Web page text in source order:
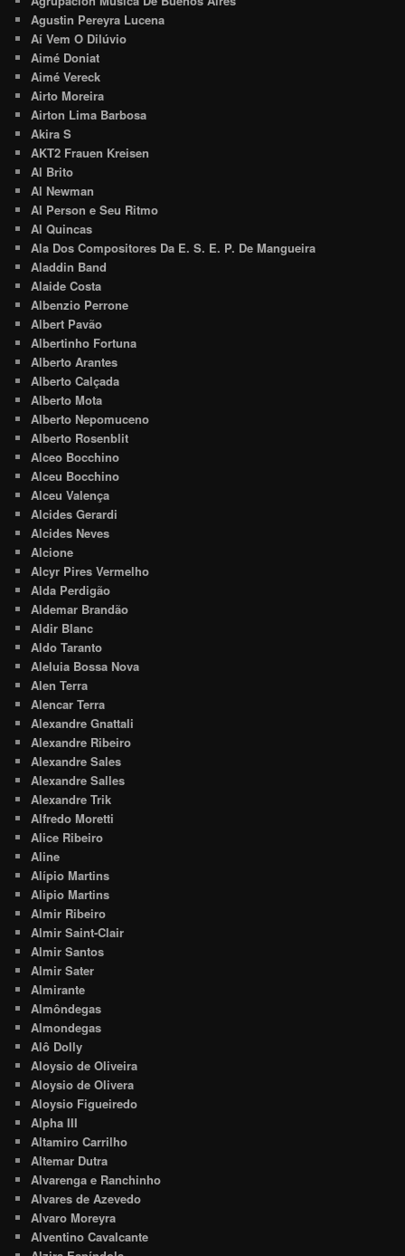
Agustin Pereyra Lucena
Aí Vem O Dilúvio
Aimé Doniat
Aimé Vereck
Airto Moreira
Airton Lima Barbosa
Akira S
AKT2 Frauen Kreisen
Al Brito
Al Newman
Al Person e Seu Ritmo
Al Quincas
Ala Dos Compositores Da E. S. E. P. De Mangueira
Aladdin Band
Alaide Costa
Albenzio Perrone
Albert Pavão
Albertinho Fortuna
Alberto Arantes
Alberto Calçada
Alberto Mota
Alberto Nepomuceno
Alberto Rosenblit
Alceo Bocchino
Alceu Bocchino
Alceu Valença
Alcides Gerardi
Alcides Neves
Alcione
Alcyr Pires Vermelho
Alda Perdigão
Aldemar Brandão
Aldir Blanc
Aldo Taranto
Aleluia Bossa Nova
Alen Terra
Alencar Terra
Alexandre Gnattali
Alexandre Ribeiro
Alexandre Sales
Alexandre Salles
Alexandre Trik
Alfredo Moretti
Alice Ribeiro
Aline
Alípio Martins
Alipio Martins
Almir Ribeiro
Almir Saint-Clair
Almir Santos
Almir Sater
Almirante
Almôndegas
Almondegas
Alô Dolly
Aloysio de Oliveira
Aloysio de Olivera
Aloysio Figueiredo
Alpha III
Altamiro Carrilho
Altemar Dutra
Alvarenga e Ranchinho
Alvares de Azevedo
Alvaro Moreyra
Alventino Cavalcante